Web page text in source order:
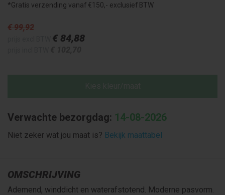
*Gratis verzending vanaf €150,- exclusief BTW
€ 99,92
€ 84,88
Verwachte bezorgdag: 14-08-2026
Niet zeker wat jou maat is? Bekijk maattabel
OMSCHRIJVING
Ademend, winddicht en waterafstotend. Moderne pasvorm.